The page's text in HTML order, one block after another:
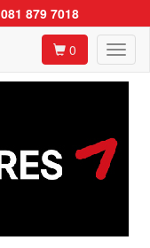
081 879 7018
0